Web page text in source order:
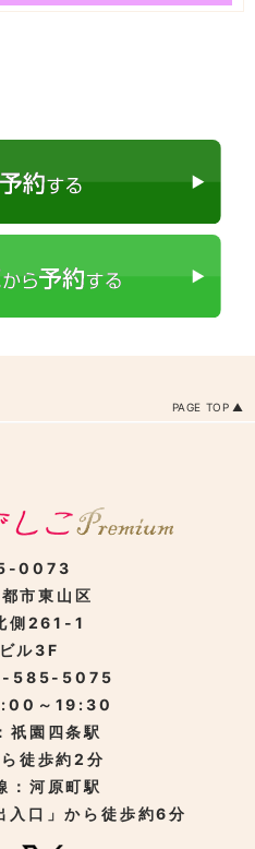
PAGE TOP
0073
市東山区
側261-1
ル3F
585-5075
～19:30
祇園四条駅
徒歩約2分
：河原町駅
入口」から徒歩約6分